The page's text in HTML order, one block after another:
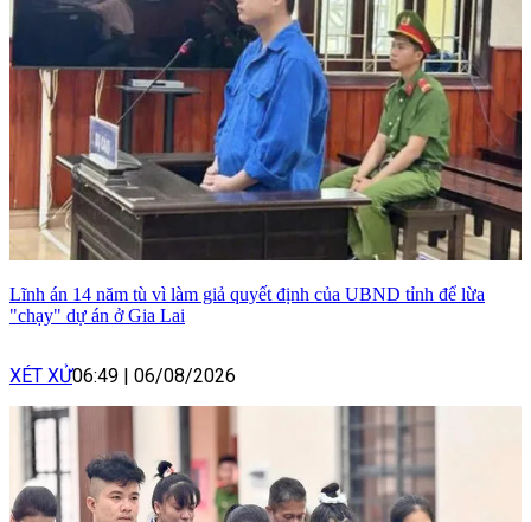
Lĩnh án 14 năm tù vì làm giả quyết định của UBND tỉnh để lừa
"chạy" dự án ở Gia Lai
XÉT XỬ06:49 06/08/2026